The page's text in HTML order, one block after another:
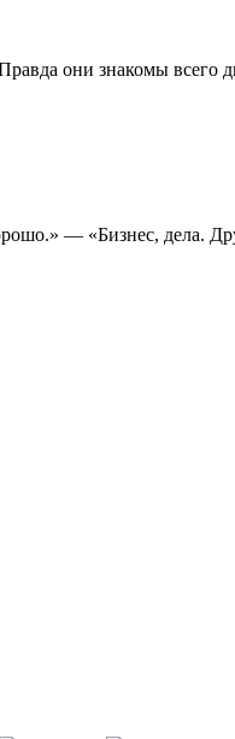
они знакомы
— «Бизнес, дела.